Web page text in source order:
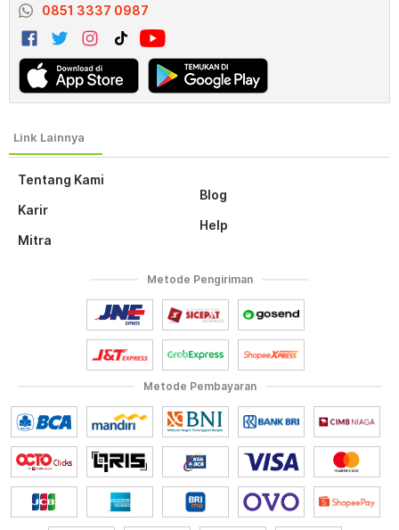
Tentang Kami
Karir
Mitra
Blog
Help
0851 3337 0987
Metode Pembayaran
Metode Pengiriman